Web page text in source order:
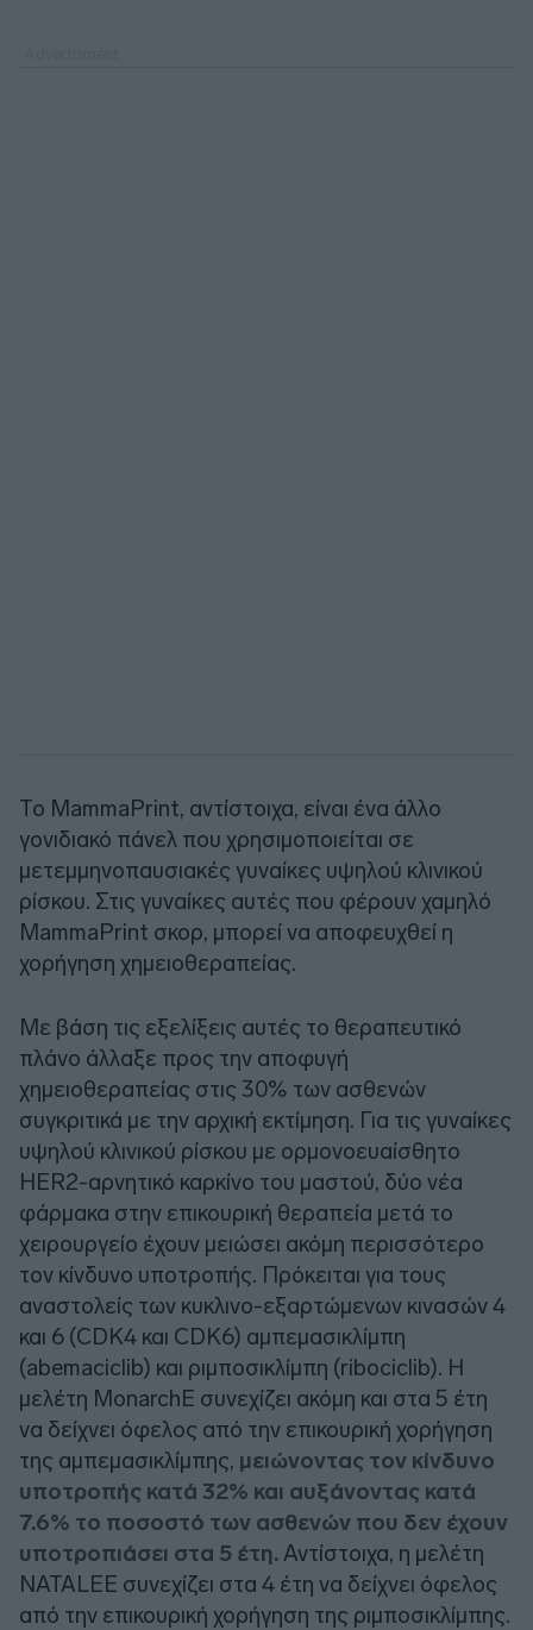
Το MammaPrint, αντίστοιχα, είναι ένα άλλο
γονιδιακό πάνελ που χρησιμοποιείται σε
μετεμμηνοπαυσιακές γυναίκες υψηλού κλινικού
ρίσκου. Στις γυναίκες αυτές που φέρουν χαμηλό
MammaPrint σκορ, μπορεί να αποφευχθεί η
χορήγηση χημειοθεραπείας.
Με βάση τις εξελίξεις αυτές το θεραπευτικό
πλάνο άλλαξε προς την αποφυγή
χημειοθεραπείας στις 30% των ασθενών
συγκριτικά με την αρχική εκτίμηση. Για τις γυναίκες
υψηλού κλινικού ρίσκου με ορμονοευαίσθητο
HER2-αρνητικό καρκίνο του μαστού, δύο νέα
φάρμακα στην επικουρική θεραπεία μετά το
χειρουργείο έχουν μειώσει ακόμη περισσότερο
τον κίνδυνο υποτροπής. Πρόκειται για τους
αναστολείς των κυκλινο-εξαρτώμενων κινασών 4
και 6 (CDK4 και CDK6) αμπεμασικλίμπη
(abemaciclib) και ριμποσικλίμπη (ribociclib). Η
μελέτη MonarchE συνεχίζει ακόμη και στα 5 έτη
να δείχνει όφελος από την επικουρική χορήγηση
της αμπεμασικλίμπης, μειώνοντας τον κίνδυνο
υποτροπής κατά 32% και αυξάνοντας κατά
7.6% το ποσοστό των ασθενών που δεν έχουν
υποτροπιάσει στα 5 έτη.Αντίστοιχα, η μελέτη
NATALEE συνεχίζει στα 4 έτη να δείχνει όφελος
από την επικουρική χορήγηση της ριμποσικλίμπης.